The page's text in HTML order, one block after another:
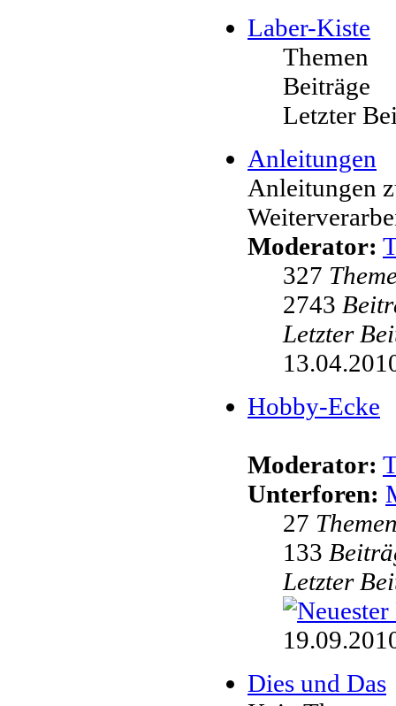
Laber-Kiste
Themen
Beiträge
Letzter
Anleitungen
Anleitungen
Moderator:
327
2743
Letzter
Hobby-Ecke
Moderator:
Unterforen:
27
133
Letzter
Dies und Das